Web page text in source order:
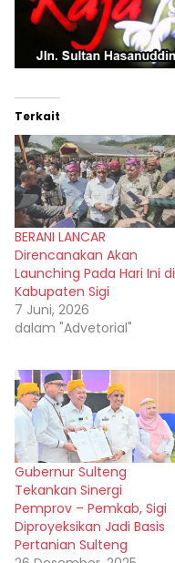
Terkait
BERANI LANCAR
Direncanakan Akan
Launching Pada Hari Ini di
Kabupaten Sigi
7 Juni, 2026
dalam "Advetorial"
Gubernur Sulteng
Tekankan Sinergi
Pemprov – Pemkab, Sigi
Diproyeksikan Jadi Basis
Pertanian Sulteng